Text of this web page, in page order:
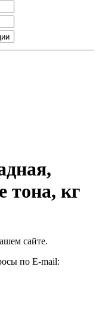
тона, кг
сайте.
по E-mail: